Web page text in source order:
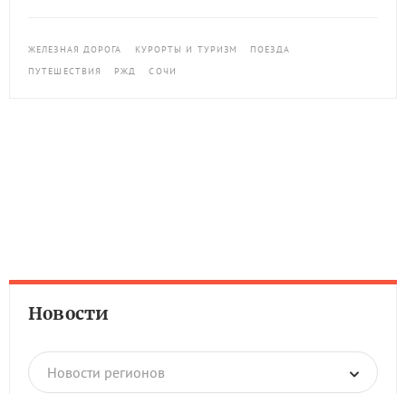
ЖЕЛЕЗНАЯ ДОРОГА КУРОРТЫ И ТУРИЗМ
ПОЕЗДА
ПУТЕШЕСТВИЯ
РЖД СОЧИ
Новости
Новости регионов